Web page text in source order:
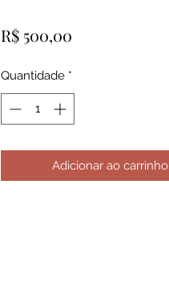
R$ 500,00Preço
Quantidade *
Adicionar ao carrinho